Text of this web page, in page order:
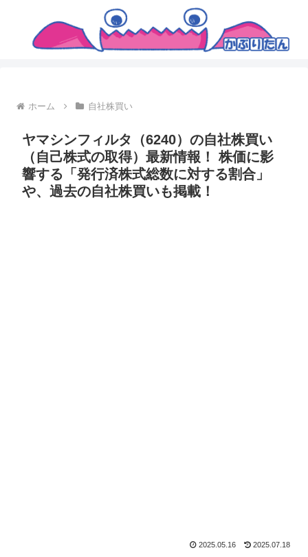
ホーム 自社株買い
ヤマシンフィルタ（6240）の自社株買い
（自己株式の取得）最新情報！ 株価に影
響する「発行済株式総数に対する割合」
や、過去の自社株買いも掲載！
2025.05.16 2025.07.18